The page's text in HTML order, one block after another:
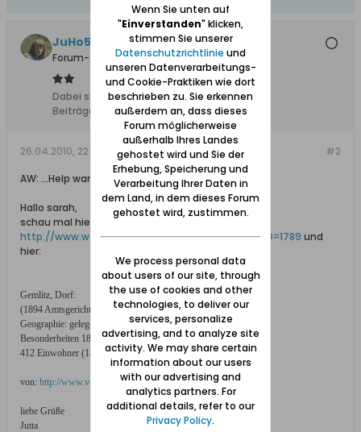
JuHo54
Forum-Teilnehmer
Dabei seit:
11.12.2008
Beiträge:
2384
#2
26.04.2010, 22:53
AW: ...Help wanted...
Hallo sarah,
schau mal hier:
http://www.westpreussen.de/ortsverze...ls.php?ID=1789 und
hier:
Gemlitz, Dorf:
(1894 Amtsgericht Danzig, Post Großzünder;
Geographie: gelegen unweit der Weichsel im Danziger Werder;
Besonderheiten 1894: katholische Pfarrkirche)
412 Einwohner (1885)
von: http://www.verwaltungsgeschichte.de/...niederung.html
liebe Grüße
Jutta
Wenn Sie unten auf
"Einverstanden" klicken,
stimmen Sie unserer
Datenschutzrichtlinie und
unseren Datenverarbeitungs-
und Cookie-Praktiken wie dort
beschrieben zu. Sie erkennen
außerdem an, dass dieses
Forum möglicherweise
außerhalb Ihres Landes
gehostet wird und Sie der
Erhebung, Speicherung und
Verarbeitung Ihrer Daten in
dem Land, in dem dieses Forum
gehostet wird, zustimmen.
We process personal data
about users of our site, through
the use of cookies and other
technologies, to deliver our
services, personalize
advertising, and to analyze site
activity. We may share certain
information about our users
with our advertising and
analytics partners. For
additional details, refer to our
Privacy Policy.